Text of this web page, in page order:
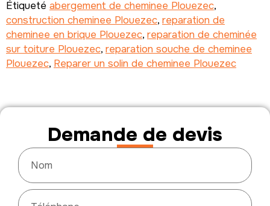
Étiqueté abergement de cheminee Plouezec,
construction cheminee Plouezec, reparation de
cheminee en brique Plouezec, reparation de cheminée
sur toiture Plouezec, reparation souche de cheminee
Plouezec, Reparer un solin de cheminee Plouezec
Demande de devis